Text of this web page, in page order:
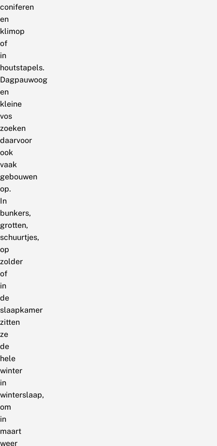
coniferen
en
klimop
of
in
houtstapels.
Dagpauwoog
en
kleine
vos
zoeken
daarvoor
ook
vaak
gebouwen
op.
In
bunkers,
grotten,
schuurtjes,
op
zolder
of
in
de
slaapkamer
zitten
ze
de
hele
winter
in
winterslaap,
om
in
maart
weer